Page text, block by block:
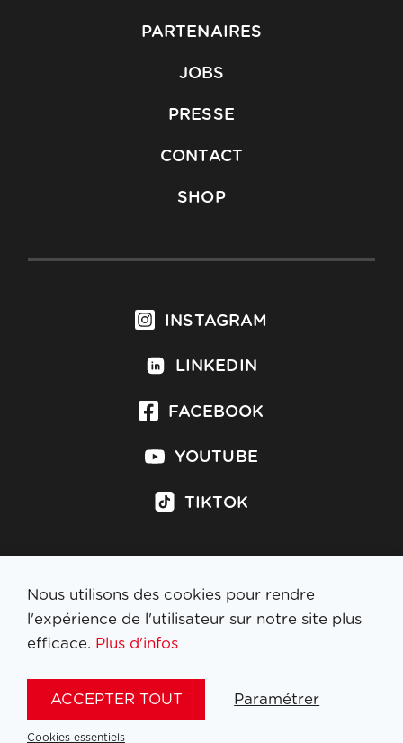
PARTENAIRES
JOBS
PRESSE
CONTACT
SHOP
INSTAGRAM
LINKEDIN
FACEBOOK
YOUTUBE
TIKTOK
S'inscrire à la newsletter
Nous utilisons des cookies pour rendre
l'expérience de l'utilisateur sur notre site plus
efficace. Plus d'infos
ACCEPTER TOUT Paramétrer
Cookies essentiels